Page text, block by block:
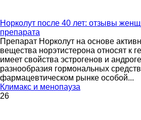
Норколут после 40 лет: отзывы
препарата
Препарат Норколут на основе
вещества норэтистерона относят к
имеет свойства эстрогенов и
разнообразия гормональных
фармацевтическом рынке особой...
Климакс и менопауза
26